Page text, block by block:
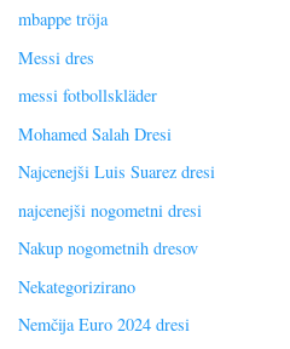
mbappe tröja
Messi dres
messi fotbollskläder
Mohamed Salah Dresi
Najcenejši Luis Suarez dresi
najcenejši nogometni dresi
Nakup nogometnih dresov
Nekategorizirano
Nemčija Euro 2024 dresi